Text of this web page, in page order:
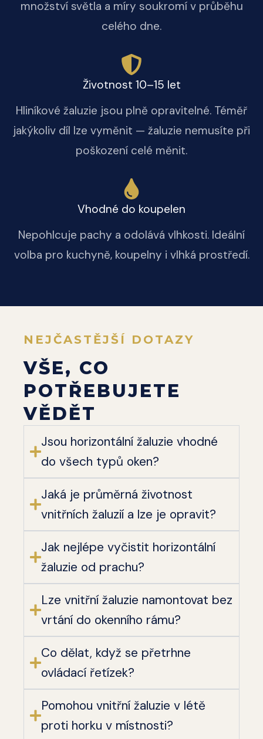
množství světla a míry soukromí v průběhu
celého dne.
Životnost 10–15 let
Hliníkové žaluzie jsou plně opravitelné. Téměř
jakýkoliv díl lze vyměnit — žaluzie nemusíte při
poškození celé měnit.
Vhodné do koupelen
Nepohlcuje pachy a odolává vlhkosti. Ideální
volba pro kuchyně, koupelny i vlhká prostředí.
NEJČASTĚJŠÍ DOTAZY
VŠE, CO
POTŘEBUJETE
VĚDĚT
Jsou horizontální žaluzie vhodné
do všech typů oken?
Jaká je průměrná životnost
vnitřních žaluzií a lze je opravit?
Jak nejlépe vyčistit horizontální
žaluzie od prachu?
Lze vnitřní žaluzie namontovat bez
vrtání do okenního rámu?
Co dělat, když se přetrhne
ovládací řetízek?
Pomohou vnitřní žaluzie v létě
proti horku v místnosti?